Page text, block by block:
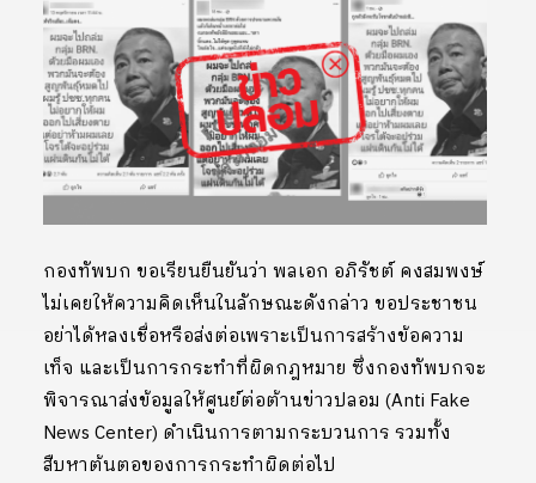
กองทัพบก ขอเรียนยืนยันว่า พลเอก อภิรัชต์ คงสมพงษ์
ไม่เคยให้ความคิดเห็นในลักษณะดังกล่าว ขอประชาชน
อย่าได้หลงเชื่อหรือส่งต่อเพราะเป็นการสร้างข้อความ
เท็จ และเป็นการกระทำที่ผิดกฎหมาย ซึ่งกองทัพบกจะ
พิจารณาส่งข้อมูลให้ศูนย์ต่อต้านข่าวปลอม (Anti Fake
News Center) ดำเนินการตามกระบวนการ รวมทั้ง
สืบหาต้นตอของการกระทำผิดต่อไป